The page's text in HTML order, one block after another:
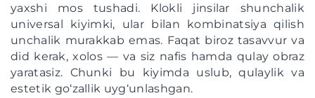
yaxshi mos tushadi. Klokli jinsilar shunchalik
universal kiyimki, ular bilan kombinatsiya qilish
unchalik murakkab emas. Faqat biroz tasavvur va
did kerak, xolos — va siz nafis hamda qulay obraz
yaratasiz. Chunki bu kiyimda uslub, qulaylik va
estetik go‘zallik uyg‘unlashgan.